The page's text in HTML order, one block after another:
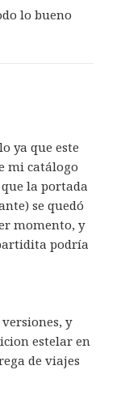
lo bueno
ya que este
mi catálogo
la portada
se quedó
momento, y
podría
y
estelar en
de viajes